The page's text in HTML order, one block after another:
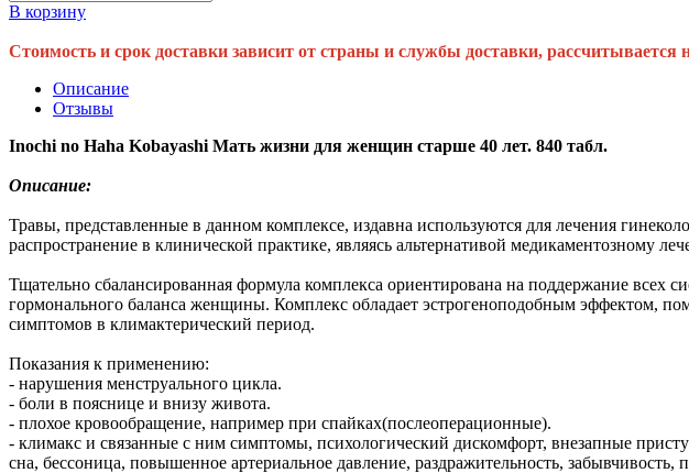
В корзину
Стоимость и срок доставки зависит от страны и службы доставки, рассчитывается
Описание
Отзывы
Inochi no Haha Kobayashi Мать жизни для женщин старше 40 лет. 840 табл.
Описание:
Травы, представленные в данном комплексе, издавна используются для лечения
распространение в клинической практике, являясь альтернативой медикаментозному
Тщательно сбалансированная формула комплекса ориентирована на поддержание всех
гормонального баланса женщины. Комплекс обладает эстрогеноподобным эффектом,
симптомов в климактерический период.
Показания к применению:
- нарушения менструального цикла.
- боли в пояснице и внизу живота.
- плохое кровообращение, например при спайках(послеоперационные).
- климакс и связанные с ним симптомы, психологический дискомфорт, внезапные
сна, бессоница, повышенное артериальное давление, раздражительность,